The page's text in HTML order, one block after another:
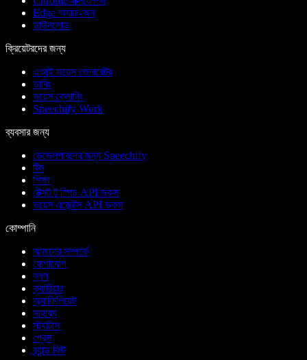
Edge অ্যাড-অন
ডাউনলোড
ক্রিয়েটরদের জন্য
এআই ভয়েস জেনারেটর
ডাবিং
ভয়েস ক্লোনিং
Speechify Work
ব্যবসার জন্য
ডেভেলপারদের জন্য Speechify
টিম
শিক্ষা
টেক্সট টু স্পিচ API ডকস
ভয়েস এজেন্টস API ডকস
কোম্পানি
আমাদের সম্পর্কে
যোগাযোগ
ব্লগ
ক্যারিয়ার
অ্যাফিলিয়েট
সাহায্য
স্ট্যাটাস
প্রেস
ব্র্যান্ড কিট